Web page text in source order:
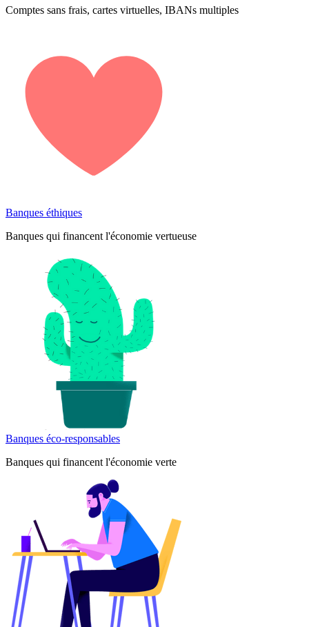
Comptes sans frais, cartes virtuelles, IBANs multiples
Banques éthiques
Banques qui financent l'économie vertueuse
Banques éco-responsables
Banques qui financent l'économie verte